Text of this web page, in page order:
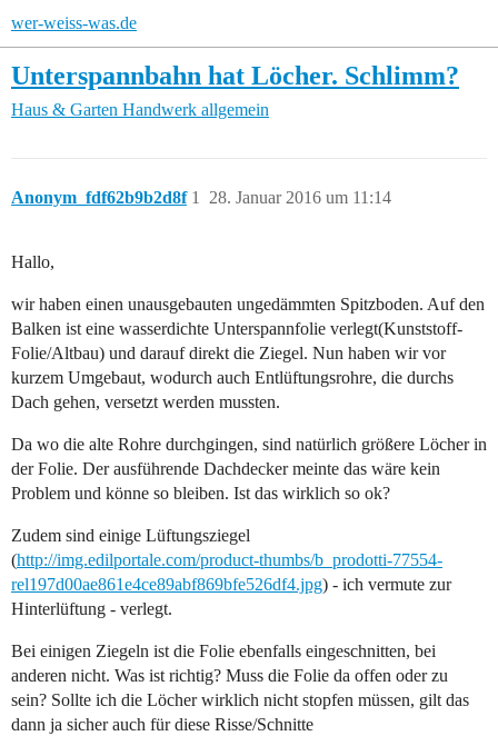
wer-weiss-was.de
Unterspannbahn hat Löcher. Schlimm?
Haus & Garten Handwerk allgemein
Anonym_fdf62b9b2d8f 28. Januar 2016 um 11:14
1
Hallo,
wir haben einen unausgebauten ungedämmten Spitzboden. Auf den
Balken ist eine wasserdichte Unterspannfolie verlegt(Kunststoff-
Folie/Altbau) und darauf direkt die Ziegel. Nun haben wir vor
kurzem Umgebaut, wodurch auch Entlüftungsrohre, die durchs
Dach gehen, versetzt werden mussten.
Da wo die alte Rohre durchgingen, sind natürlich größere Löcher in
der Folie. Der ausführende Dachdecker meinte das wäre kein
Problem und könne so bleiben. Ist das wirklich so ok?
Zudem sind einige Lüftungsziegel
(http://img.edilportale.com/product-thumbs/b_prodotti-77554-
rel197d00ae861e4ce89abf869bfe526df4.jpg) - ich vermute zur
Hinterlüftung - verlegt.
Bei einigen Ziegeln ist die Folie ebenfalls eingeschnitten, bei
anderen nicht. Was ist richtig? Muss die Folie da offen oder zu
sein? Sollte ich die Löcher wirklich nicht stopfen müssen, gilt das
dann ja sicher auch für diese Risse/Schnitte